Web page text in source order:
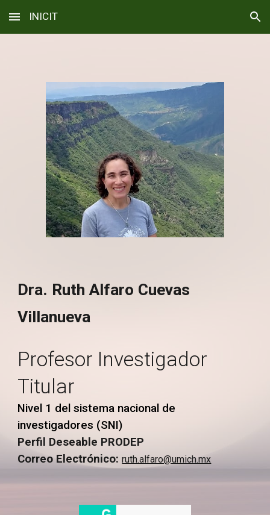
Skip to main content Skip to navigation
INICIT
Dra. Ruth Alfaro Cuevas
Villanueva
Profesor Investigador
Titular
Nivel 1 del sistema nacional de
investigadores (SNI)
Perfil Deseable PRODEP
Correo Electrónico: ruth.alfaro@umich.mx